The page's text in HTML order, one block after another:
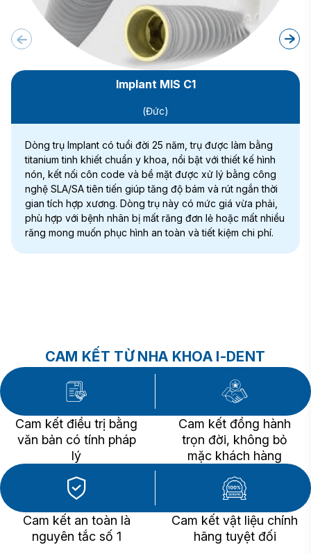
Implant MIS C1
(Đức)
Dòng trụ Implant có tuổi đời 25 năm, trụ được làm bằng
titanium tinh khiết chuẩn y khoa, nổi bật với thiết kế hình
nón, kết nối côn code và bề mặt được xử lý bằng công
nghệ SLA/SA tiên tiến giúp tăng độ bám và rút ngắn thời
gian tích hợp xương. Dòng trụ này có mức giá vừa phải,
phù hợp với bệnh nhân bị mất răng đơn lẻ hoặc mất nhiều
răng mong muốn phục hình an toàn và tiết kiệm chi phí.
CAM KẾT TỪ NHA KHOA I-DENT
Cam kết điều trị bằng
văn bản có tính pháp
lý
Cam kết đồng hành
trọn đời, không bỏ
mặc khách hàng
Cam kết an toàn là
nguyên tắc số 1
Cam kết vật liệu chính
hãng tuyệt đối